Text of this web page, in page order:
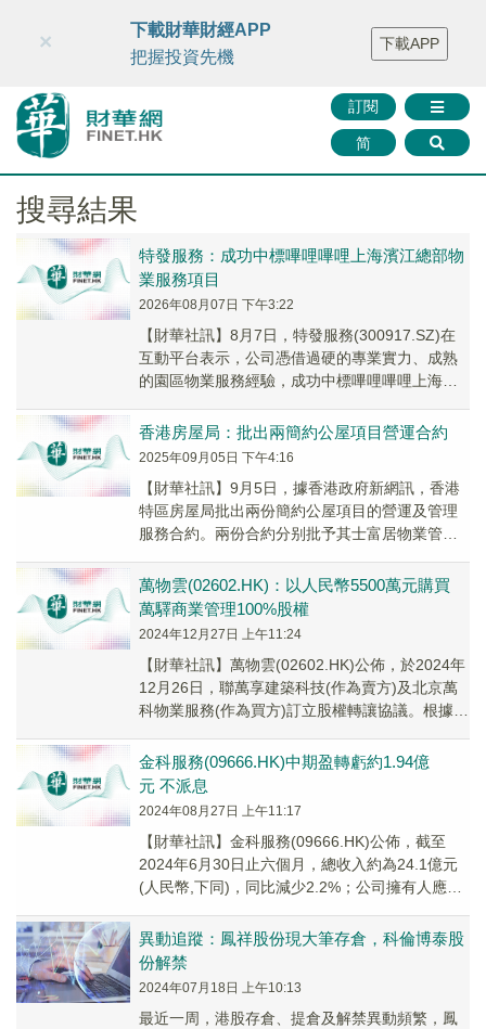
財華智庫網 FINTV FINMETA 財華證券 媒體矩陣
智庫沙龍
聯絡我們
訂閱
简
×
下載財華財經APP
把握投資先機
下載APP
搜尋結果
特發服務：成功中標嗶哩嗶哩上海濱江總部物
業服務項目
2026年08月07日 下午3:22
【財華社訊】8月7日，特發服務(300917.SZ)在
互動平台表示，公司憑借過硬的專業實力、成熟
的園區物業服務經驗，成功中標嗶哩嗶哩上海濱
香港房屋局：批出兩簡約公屋項目營運合約
2025年09月05日 下午4:16
【財華社訊】9月5日，據香港政府新網訊，香港
特區房屋局批出兩份簡約公屋項目的營運及管理
服務合約。兩份合約分别批予其士富居物業管理
有限...
萬物雲(02602.HK)：以人民幣5500萬元購買
萬驛商業管理100%股權
2024年12月27日 上午11:24
【財華社訊】萬物雲(02602.HK)公佈，於2024年
12月26日，聯萬享建築科技(作為賣方)及北京萬
科物業服務(作為買方)訂立股權轉讓協議。根據股
金科服務(09666.HK)中期盈轉虧約1.94億
元 不派息
2024年08月27日 上午11:17
【財華社訊】金科服務(09666.HK)公佈，截至
2024年6月30日止六個月，總收入約為24.1億元
(人民幣,下同)，同比減少2.2%；公司擁有人應佔
異動追蹤：鳳祥股份現大筆存倉，科倫博泰股
份解禁
2024年07月18日 上午10:13
最近一周，港股存倉、提倉及解禁異動頻繁，鳳